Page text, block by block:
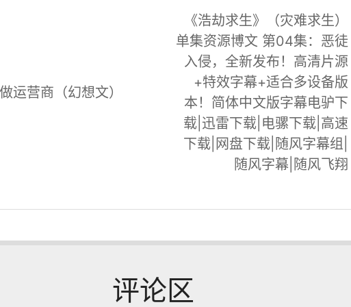
运营商（幻想文）
《浩劫求生》（灾难求生）
单集资源博文 第04集：恶徒
入侵，全新发布！高清片源
+特效字幕+适合多设备版
本！简体中文版字幕电驴下
载|迅雷下载|电骡下载|高速
下载|网盘下载|随风字幕组|
随风字幕|随风飞翔
评论区